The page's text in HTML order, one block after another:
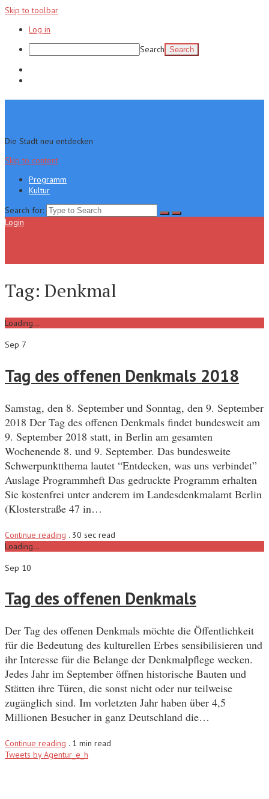
Skip to toolbar
Log in
Search
Die Stadt neu entdecken
Skip to content
Programm
Kultur
Search for:
Login
Tag: Denkmal
Loading...
Sep 7
Tag des offenen Denkmals 2018
Samstag, den 8. September und Sonntag, den 9. September
2018 Der Tag des offenen Denkmals findet bundesweit am
9. September 2018 statt, in Berlin am gesamten
Wochenende 8. und 9. September. Das bundesweite
Schwerpunktthema lautet “Entdecken, was uns verbindet”
Auslage Programmheft Das gedruckte Programm erhalten
Sie kostenfrei unter anderem im Landesdenkmalamt Berlin
(Klosterstraße 47 in…
Continue reading . 30 sec read
Loading...
Sep 10
Tag des offenen Denkmals
Der Tag des offenen Denkmals möchte die Öffentlichkeit
für die Bedeutung des kulturellen Erbes sensibilisieren und
ihr Interesse für die Belange der Denkmalpflege wecken.
Jedes Jahr im September öffnen historische Bauten und
Stätten ihre Türen, die sonst nicht oder nur teilweise
zugänglich sind. Im vorletzten Jahr haben über 4,5
Millionen Besucher in ganz Deutschland die…
Continue reading . 1 min read
Tweets by Agentur_e_h